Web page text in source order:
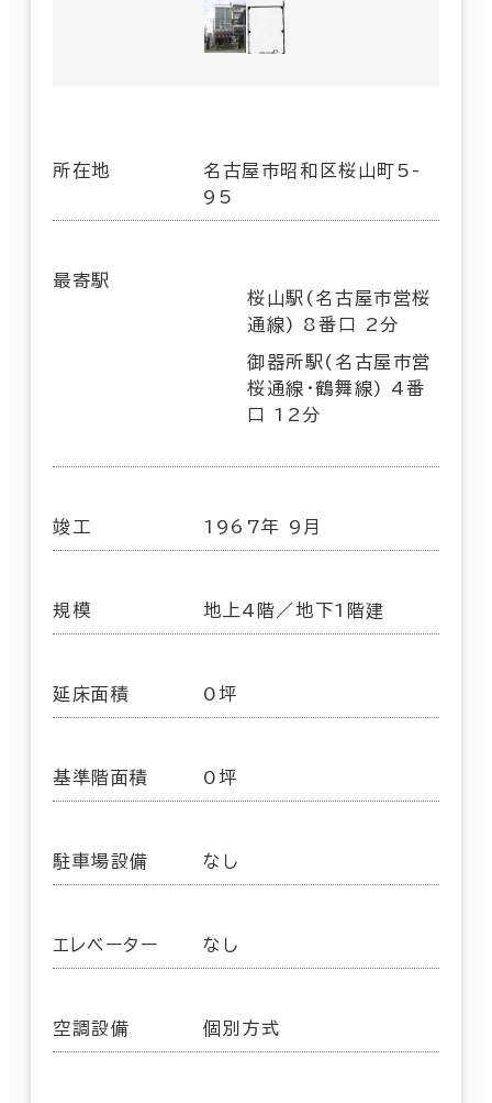
所在地
名古屋市昭和区桜山町5-
95
最寄駅
桜山駅(名古屋市営桜
通線) 8番口 2分
御器所駅(名古屋市営
桜通線･鶴舞線) 4番
口 12分
竣工 1967年 9月
規模 地上4階／地下1階建
延床面積 0坪
基準階面積 0坪
駐車場設備 なし
エレベーター なし
空調設備 個別方式